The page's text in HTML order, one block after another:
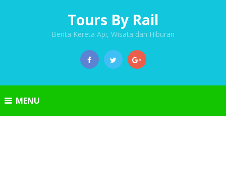
Tours By Rail
Berita Kereta Api, Wisata dan Hiburan
MENU